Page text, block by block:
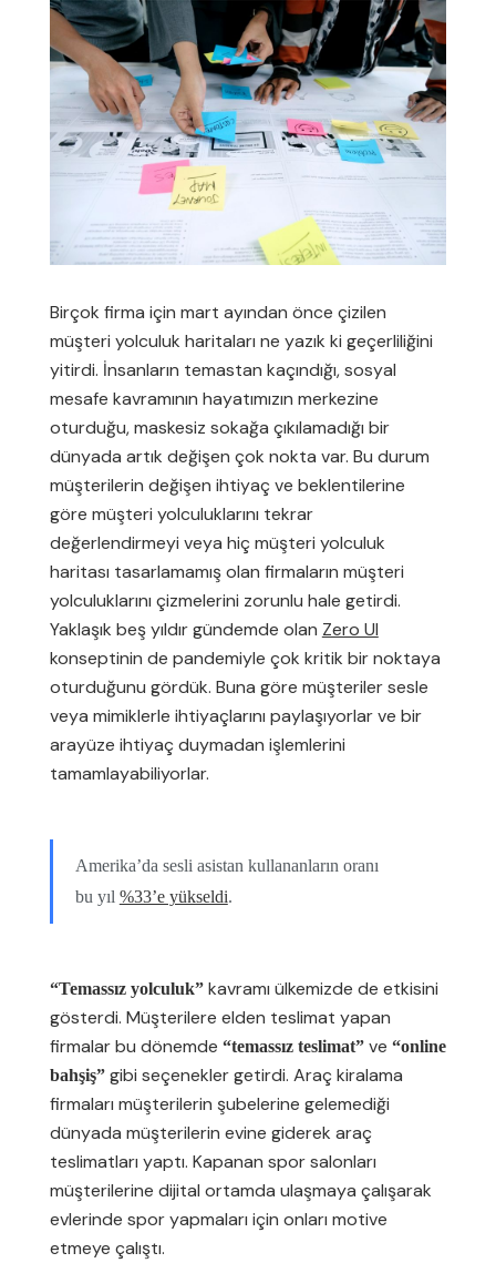
Birçok firma için mart ayından önce çizilen
müşteri yolculuk haritaları ne yazık ki geçerliliğini
yitirdi. İnsanların temastan kaçındığı, sosyal
mesafe kavramının hayatımızın merkezine
oturduğu, maskesiz sokağa çıkılamadığı bir
dünyada artık değişen çok nokta var. Bu durum
müşterilerin değişen ihtiyaç ve beklentilerine
göre müşteri yolculuklarını tekrar
değerlendirmeyi veya hiç müşteri yolculuk
haritası tasarlamamış olan firmaların müşteri
yolculuklarını çizmelerini zorunlu hale getirdi.
Yaklaşık beş yıldır gündemde olan Zero UI
konseptinin de pandemiyle çok kritik bir noktaya
oturduğunu gördük. Buna göre müşteriler sesle
veya mimiklerle ihtiyaçlarını paylaşıyorlar ve bir
arayüze ihtiyaç duymadan işlemlerini
tamamlayabiliyorlar.
Amerika’da sesli asistan kullananların oranı
bu yıl %33’e yükseldi.
“Temassız yolculuk”kavramı ülkemizde de etkisini
gösterdi. Müşterilere elden teslimat yapan
firmalar bu dönemde “temassız teslimat”ve “online
bahşiş”gibi seçenekler getirdi. Araç kiralama
firmaları müşterilerin şubelerine gelemediği
dünyada müşterilerin evine giderek araç
teslimatları yaptı. Kapanan spor salonları
müşterilerine dijital ortamda ulaşmaya çalışarak
evlerinde spor yapmaları için onları motive
etmeye çalıştı.